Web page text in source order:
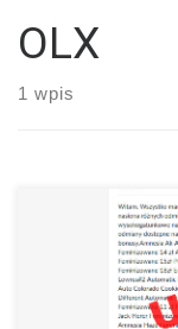
OLX
1 wpis